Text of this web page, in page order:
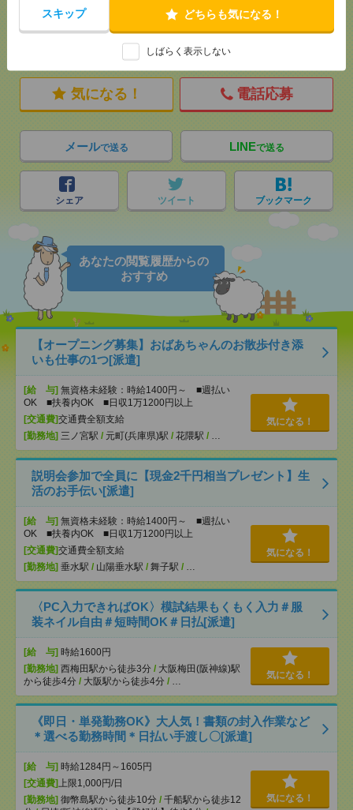
スキップ どちらも気になる！
しばらく表示しない
応募ページへ
気になる！ 電話応募
メールで送る LINEで送る
シェア ツイート ブックマーク
あなたの閲覧履歴からの
おすすめ
【オープニング募集】おばあちゃんのお散歩付き添
いも仕事の1つ[派遣]
[給 与] 無資格未経験：時給1400円～ ■週払い
OK ■扶養内OK ■日収1万1200円以上
[交通費]交通費全額支給
[勤務地] 三ノ宮駅 / 元町(兵庫県)駅 / 花隈駅 / …
気になる！
説明会参加で全員に【現金2千円相当プレゼント】生
活のお手伝い[派遣]
[給 与] 無資格未経験：時給1400円～ ■週払い
OK ■扶養内OK ■日収1万1200円以上
[交通費]交通費全額支給
[勤務地] 垂水駅 / 山陽垂水駅 / 舞子駅 / …
気になる！
〈PC入力できればOK〉模試結果もくもく入力＃服
装ネイル自由＃短時間OK＃日払[派遣]
[給 与] 時給1600円
[勤務地] 西梅田駅から徒歩3分 / 大阪梅田(阪神線)駅
から徒歩4分 / 大阪駅から徒歩4分 / …
気になる！
《即日・単発勤務OK》大人気！書類の封入作業など
＊選べる勤務時間＊日払い手渡し〇[派遣]
[給 与] 時給1284円～1605円
[交通費] 上限1,000円/日
[勤務地] 御幣島駅から徒歩10分 / 千船駅から徒歩12
気になる！